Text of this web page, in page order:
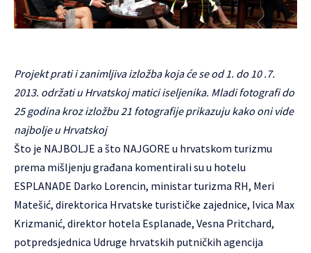
Projekt prati i zanimljiva izložba koja će se od 1. do 10 .7.
2013. održati u Hrvatskoj matici iseljenika. Mladi fotografi do
25 godina kroz izložbu 21 fotografije prikazuju kako oni vide
najbolje u Hrvatskoj
Što je NAJBOLJE a što NAJGORE u hrvatskom turizmu
prema mišljenju građana komentirali su u hotelu
ESPLANADE Darko Lorencin, ministar turizma RH, Meri
Matešić, direktorica Hrvatske turističke zajednice, Ivica Max
Krizmanić, direktor hotela Esplanade, Vesna Pritchard,
potpredsjednica Udruge hrvatskih putničkih agencija